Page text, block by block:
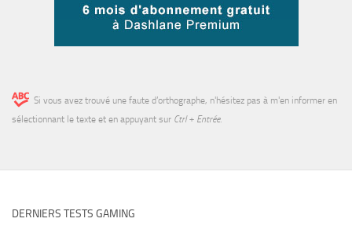
Si vous avez trouvé une faute d’orthographe, n'hésitez pas à m'en informer en
sélectionnant le texte et en appuyant sur Ctrl + Entrée.
DERNIERS TESTS GAMING